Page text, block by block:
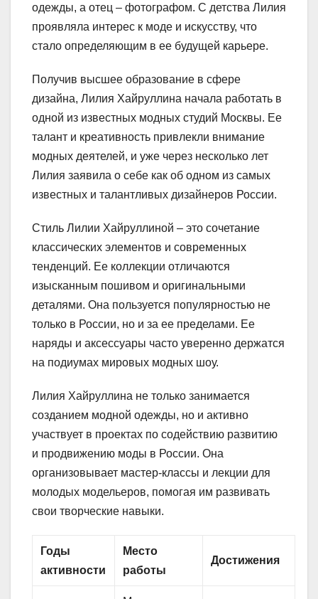
одежды, а отец – фотографом. С детства Лилия
проявляла интерес к моде и искусству, что
стало определяющим в ее будущей карьере.
Получив высшее образование в сфере
дизайна, Лилия Хайруллина начала работать в
одной из известных модных студий Москвы. Ее
талант и креативность привлекли внимание
модных деятелей, и уже через несколько лет
Лилия заявила о себе как об одном из самых
известных и талантливых дизайнеров России.
Стиль Лилии Хайруллиной – это сочетание
классических элементов и современных
тенденций. Ее коллекции отличаются
изысканным пошивом и оригинальными
деталями. Она пользуется популярностью не
только в России, но и за ее пределами. Ее
наряды и аксессуары часто уверенно держатся
на подиумах мировых модных шоу.
Лилия Хайруллина не только занимается
созданием модной одежды, но и активно
участвует в проектах по содействию развитию
и продвижению моды в России. Она
организовывает мастер-классы и лекции для
молодых модельеров, помогая им развивать
свои творческие навыки.
Годы
активности
Место
работы
Достижения